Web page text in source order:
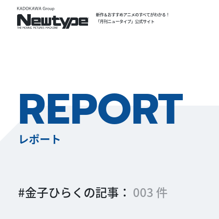
新作＆おすすめアニメのすべてがわかる！
「月刊ニュータイプ」公式サイト
REPORT
レポート
#金子ひらくの記事： 003 件